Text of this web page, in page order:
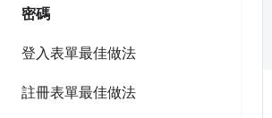
密碼
登入表單最佳做法
註冊表單最佳做法